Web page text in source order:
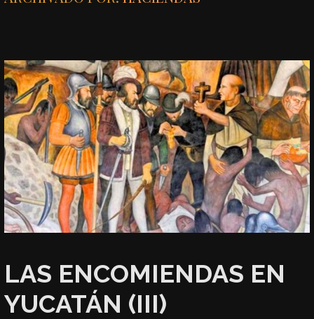
LAS ENCOMIENDAS EN
YUCATÁN (III)